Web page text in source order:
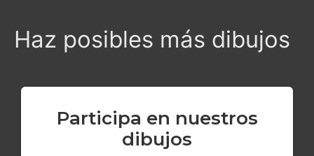
Haz posibles más dibujos